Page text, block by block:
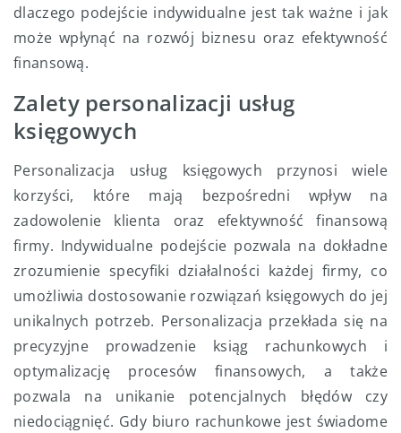
dlaczego podejście indywidualne jest tak ważne i jak
może wpłynąć na rozwój biznesu oraz efektywność
finansową.
Zalety personalizacji usług
księgowych
Personalizacja usług księgowych przynosi wiele
korzyści, które mają bezpośredni wpływ na
zadowolenie klienta oraz efektywność finansową
firmy. Indywidualne podejście pozwala na dokładne
zrozumienie specyfiki działalności każdej firmy, co
umożliwia dostosowanie rozwiązań księgowych do jej
unikalnych potrzeb. Personalizacja przekłada się na
precyzyjne prowadzenie ksiąg rachunkowych i
optymalizację procesów finansowych, a także
pozwala na unikanie potencjalnych błędów czy
niedociągnięć. Gdy biuro rachunkowe jest świadome